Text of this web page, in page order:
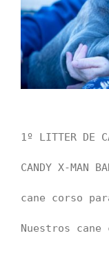
1º LITTER DE
CANDY X-MAN
cane corso
Nuestros